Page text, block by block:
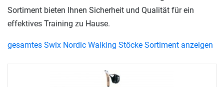
Sortiment bieten Ihnen Sicherheit und Qualität für ein
effektives Training zu Hause.
gesamtes Swix Nordic Walking Stöcke Sortiment anzeigen